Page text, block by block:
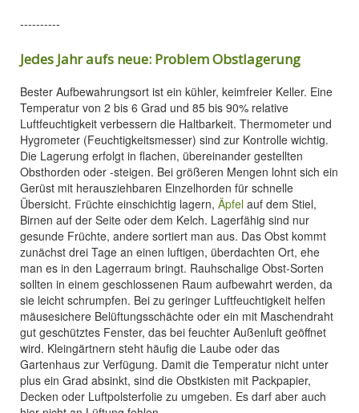
----------
Jedes Jahr aufs neue: Problem Obstlagerung
Bester Aufbewahrungsort ist ein kühler, keimfreier Keller. Eine
Temperatur von 2 bis 6 Grad und 85 bis 90% relative
Luftfeuchtigkeit verbessern die Haltbarkeit. Thermometer und
Hygrometer (Feuchtigkeitsmesser) sind zur Kontrolle wichtig.
Die Lagerung erfolgt in flachen, übereinander gestellten
Obsthorden oder -steigen. Bei größeren Mengen lohnt sich ein
Gerüst mit herausziehbaren Einzelhorden für schnelle
Übersicht. Früchte einschichtig lagern, Äpfel auf dem Stiel,
Birnen auf der Seite oder dem Kelch. Lagerfähig sind nur
gesunde Früchte, andere sortiert man aus. Das Obst kommt
zunächst drei Tage an einen luftigen, überdachten Ort, ehe
man es in den Lagerraum bringt. Rauhschalige Obst-Sorten
sollten in einem geschlossenen Raum aufbewahrt werden, da
sie leicht schrumpfen. Bei zu geringer Luftfeuchtigkeit helfen
mäusesichere Belüftungsschächte oder ein mit Maschendraht
gut geschütztes Fenster, das bei feuchter Außenluft geöffnet
wird. Kleingärtnern steht häufig die Laube oder das
Gartenhaus zur Verfügung. Damit die Temperatur nicht unter
plus ein Grad absinkt, sind die Obstkisten mit Packpapier,
Decken oder Luftpolsterfolie zu umgeben. Es darf aber auch